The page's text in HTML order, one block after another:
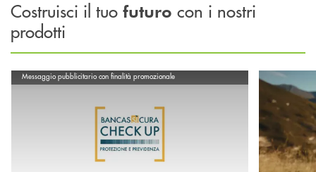
Costruisci il tuo futuro con i nostri
prodotti
Scopri di più Bancassicura Check Up
Messaggio pubblicitario con finalità promozionale Scopri di più